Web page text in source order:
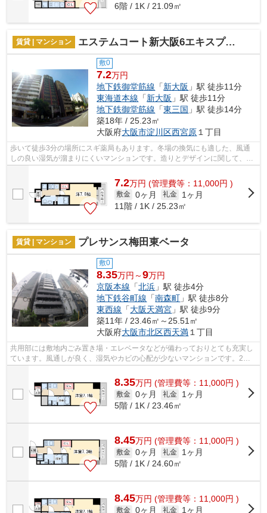
6階 / 1K / 21.09㎡
賃貸 | マンション エステムコート新大阪6エキスプレイス
敷0
7.2万円
地下鉄御堂筋線 「新大阪 」駅 徒歩11分
東海道本線 「新大阪 」駅 徒歩11分
地下鉄御堂筋線 「東三国 」駅 徒歩14分
築18年 / 25.23㎡
大阪府大阪市淀川区西宮原 １丁目
歩いて徒歩3分の場所にスギ薬局もあります。冬場の換気にも適した、風通
しの良い湿気が溜まりにくいマンションです。造りとデザインに関して、自
7.2万円 (管理費等：11,000円 )
敷金 0ヶ月 礼金
1ヶ月
11階 / 1K / 25.23㎡
賃貸 | マンション プレサンス梅田東ベータ
敷0
8.35万円～9万円
京阪本線 「北浜 」駅 徒歩4分
地下鉄谷町線 「南森町 」駅 徒歩8分
東西線 「大阪天満宮 」駅 徒歩9分
築11年 / 23.46㎡～25.51㎡
大阪府大阪市北区西天満 １丁目
共用部には敷地内ごみ置き場・エレベータなどが備わっておりとても充実し
ています。風通しが良く、湿気やカビの心配が少ないマンションです。2駅
利用ができるので電車の利用に役立つマ...
8.35万円 (管理費等：11,000円 )
敷金 0ヶ月 礼金
1ヶ月
5階 / 1K / 23.46㎡
8.45万円 (管理費等：11,000円 )
敷金 0ヶ月 礼金
1ヶ月
5階 / 1K / 24.60㎡
8.45万円 (管理費等：11,000円 )
敷金 0ヶ月 礼金
1ヶ月